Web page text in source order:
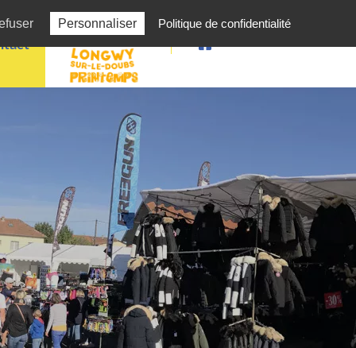
Personnaliser Politique de confidentialité